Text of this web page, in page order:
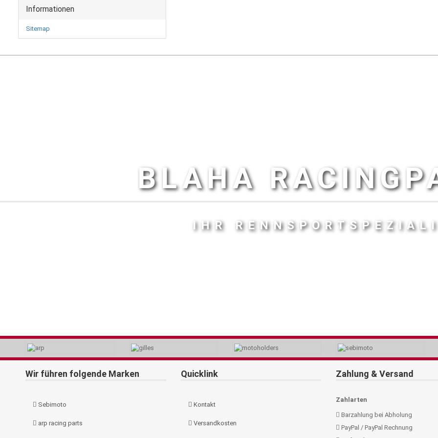
Informationen
Sitemap
BLAHA
IHR
Wir führen folgende Marken
Sebimoto
arp racing parts
Quicklink
Kontakt
Versandkosten
Zahlung & Versand
Zahlarten
Barzahlung bei Abholung
PayPal / PayPal Rechnung